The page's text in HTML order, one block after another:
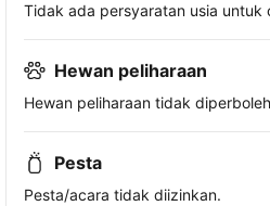
Tidak ada persyaratan usia untuk
Hewan peliharaan
Hewan peliharaan tidak
Pesta
Pesta/acara tidak diizinkan.